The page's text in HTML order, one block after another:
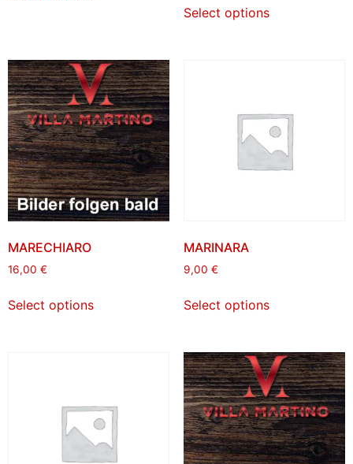
Select options
MARECHIARO
16,00 €
Select options
MARINARA
9,00 €
Select options